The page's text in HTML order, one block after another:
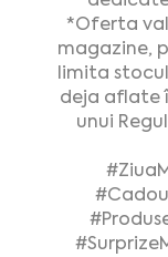
*Oferta
magazine,
limita
deja aflate
unui